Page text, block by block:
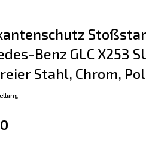
Benz GLC X253
Stahl, Chrom,